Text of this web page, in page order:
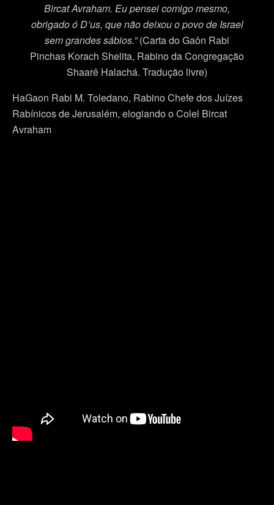
Bircat Avraham. Eu pensei comigo mesmo,
obrigado ó D’us, que não deixou o povo de Israel
sem grandes sábios.”(Carta do Gaôn Rabi
Pinchas Korach Shelita, Rabino da Congregação
Shaarê Halachá. Tradução livre)
HaGaon Rabi M. Toledano, Rabino Chefe dos Juízes
Rabínicos de Jerusalém, elogiando o Colel Bircat
Avraham